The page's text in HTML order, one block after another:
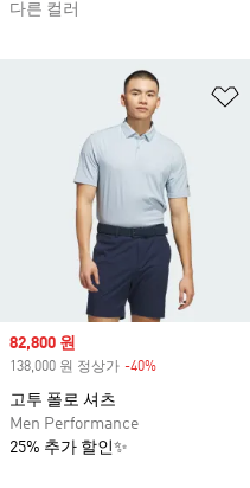
다른 컬러
Sale price
82,800 원
138,000 원 정상가 -40%
고투 폴로 셔츠
Men Performance
25% 추가 할인✨